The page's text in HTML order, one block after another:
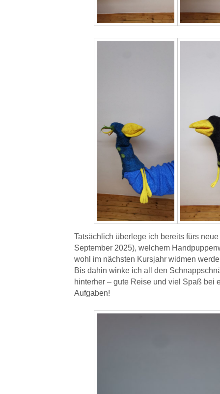
Tatsächlich überlege ich bereits fürs
September 2025), welchem
wohl im nächsten Kursjahr widmen
Bis dahin winke ich all den
hinterher – gute Reise und viel Spaß bei
Aufgaben!